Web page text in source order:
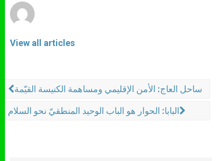
View all articles
ساحل العاج: الأمن الإقليمي ومساهمة الكنيسة القيّمة
البابا: الحوار هو الباب الوحيد المنطقيّ نحو السلام